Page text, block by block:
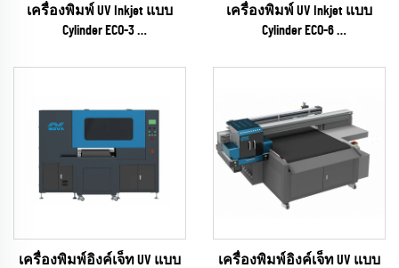
เครื่องพิมพ์ UV Inkjet แบบ
Cylinder ECO-3
เครื่องพิมพ์ UV Inkjet แบบ
Cylinder ECO-6
เครื่องพิมพ์อิงค์เจ็ท UV แบบ
เครื่องพิมพ์อิงค์เจ็ท UV แบบ